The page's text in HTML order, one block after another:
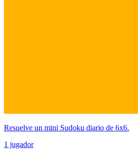
Resuelve un mini Sudoku diario de 6x6.
1 jugador